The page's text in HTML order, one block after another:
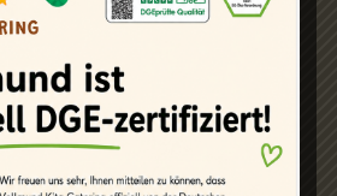
solchen Cookie kann z.B. der
in einem Onlineshop oder
werden. Als
„persistent“ werden Cookies
nach dem Schließen des
bleiben. So kann z.B. der
werden, wenn die